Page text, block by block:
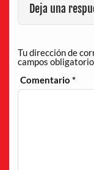
Deja una
Tu dirección de
campos
Comentario*